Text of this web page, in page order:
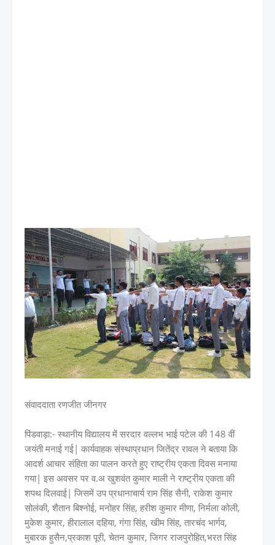
संवाददाता रणजीत जीनगर
पिंडवाड़ा:- स्थानीय विद्यालय में सरदार वल्लभ भाई पटेल की 148 वीं
जयंती मनाई गई| कार्यवाहक संस्थाप्रधान जितेंद्र रावल ने बताया कि
आदर्श आचार संहिता का पालन करते हुए राष्ट्रीय एकता दिवस मनाया
गया| इस अवसर पर व.अ खुशवंत कुमार माली ने राष्ट्रीय एकता की
शपथ दिलवाई| जिसमें उप प्रधानाचार्य राम सिंह सैनी, राकेश कुमार
सोलंकी, शैतान बिश्नोई, मनोहर सिंह, हरीश कुमार मीणा, निर्मला कोली,
मुकेश कुमार, हीरालाल दहिया, गंगा सिंह, खीम सिंह, तारचंद भार्गव,
मुबारक हुसैन,प्रकाश पूरी, चेतन कुमार, जिगर राजपुरोहित,भरत सिंह